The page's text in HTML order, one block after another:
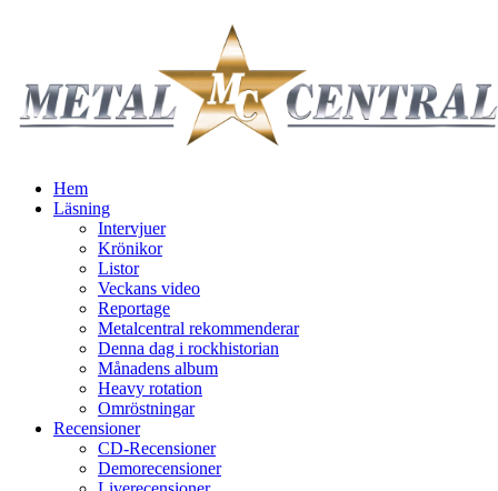
Hem
Läsning
Intervjuer
Krönikor
Listor
Veckans video
Reportage
Metalcentral rekommenderar
Denna dag i rockhistorian
Månadens album
Heavy rotation
Omröstningar
Recensioner
CD-Recensioner
Demorecensioner